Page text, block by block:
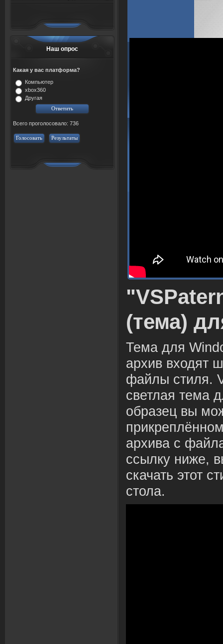
Наш опрос
Какая у вас платформа?
Компьютер
xbox360
Другая
Всего проголосовало: 736
Голосовать Результаты
(тема)
Тема для
архив входят
файлы стиля.
светлая тема
образец вы
архива с
ссылку ниже,
скачать этот
стола.